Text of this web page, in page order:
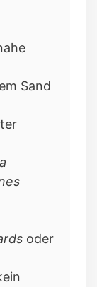
Sand
oder